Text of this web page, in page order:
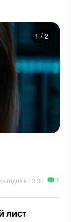
1 / 2
сегодня в 13:30 1
лист